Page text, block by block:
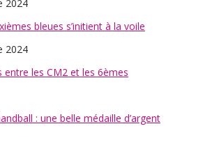
2024
bleues s’initient à la voile
2024
entre les CM2 et les 6èmes
: une belle médaille d’argent